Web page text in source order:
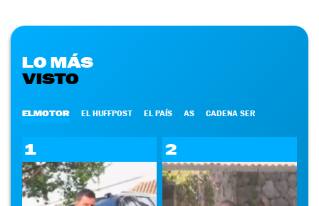
LO MÁS
VISTO
ELMOTOR EL HUFFPOST EL PAÍS AS CADENA SER
1 2